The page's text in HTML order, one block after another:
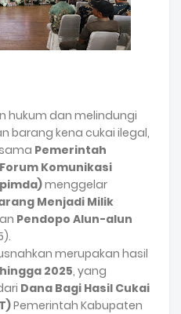
hukum dan melindungi
barang kena cukai ilegal,
Pemerintah
Forum Komunikasi
menggelar
Menjadi Milik
Pendopo Alun-alun
merupakan hasil
2025, yang
Dana Bagi Hasil Cukai
Pemerintah Kabupaten